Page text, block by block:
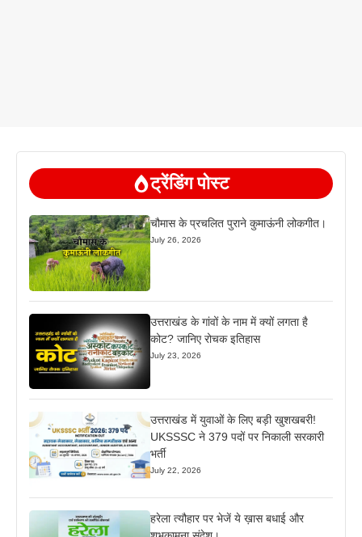
ट्रेंडिंग पोस्ट
चौमास के प्रचलित पुराने कुमाऊंनी लोकगीत।
July 26, 2026
उत्तराखंड के गांवों के नाम में क्यों लगता है
कोट? जानिए रोचक इतिहास
July 23, 2026
उत्तराखंड में युवाओं के लिए बड़ी खुशखबरी!
UKSSSC ने 379 पदों पर निकाली सरकारी
भर्ती
July 22, 2026
हरेला त्यौहार पर भेजें ये ख़ास बधाई और